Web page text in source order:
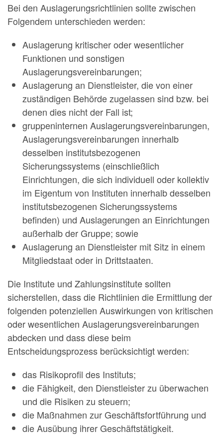
Bei den Auslagerungsrichtlinien sollte zwischen
Folgendem unterschieden werden:
Auslagerung kritischer oder wesentlicher
Funktionen und sonstigen
Auslagerungsvereinbarungen;
Auslagerung an Dienstleister, die von einer
zuständigen Behörde zugelassen sind bzw. bei
denen dies nicht der Fall ist;
gruppeninternen Auslagerungsvereinbarungen,
Auslagerungsvereinbarungen innerhalb
desselben institutsbezogenen
Sicherungssystems (einschließlich
Einrichtungen, die sich individuell oder kollektiv
im Eigentum von Instituten innerhalb desselben
institutsbezogenen Sicherungssystems
befinden) und Auslagerungen an Einrichtungen
außerhalb der Gruppe; sowie
Auslagerung an Dienstleister mit Sitz in einem
Mitgliedstaat oder in Drittstaaten.
Die Institute und Zahlungsinstitute sollten
sicherstellen, dass die Richtlinien die Ermittlung der
folgenden potenziellen Auswirkungen von kritischen
oder wesentlichen Auslagerungsvereinbarungen
abdecken und dass diese beim
Entscheidungsprozess berücksichtigt werden:
das Risikoprofil des Instituts;
die Fähigkeit, den Dienstleister zu überwachen
und die Risiken zu steuern;
die Maßnahmen zur Geschäftsfortführung und
die Ausübung ihrer Geschäftstätigkeit.